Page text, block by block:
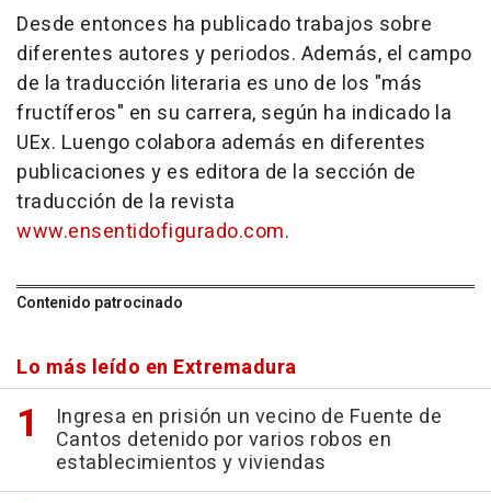
Desde entonces ha publicado trabajos sobre
diferentes autores y periodos. Además, el campo
de la traducción literaria es uno de los "más
fructíferos" en su carrera, según ha indicado la
UEx. Luengo colabora además en diferentes
publicaciones y es editora de la sección de
traducción de la revista
www.ensentidofigurado.com.
Contenido patrocinado
Lo más leído en Extremadura
Ingresa en prisión un vecino de Fuente de
Cantos detenido por varios robos en
establecimientos y viviendas